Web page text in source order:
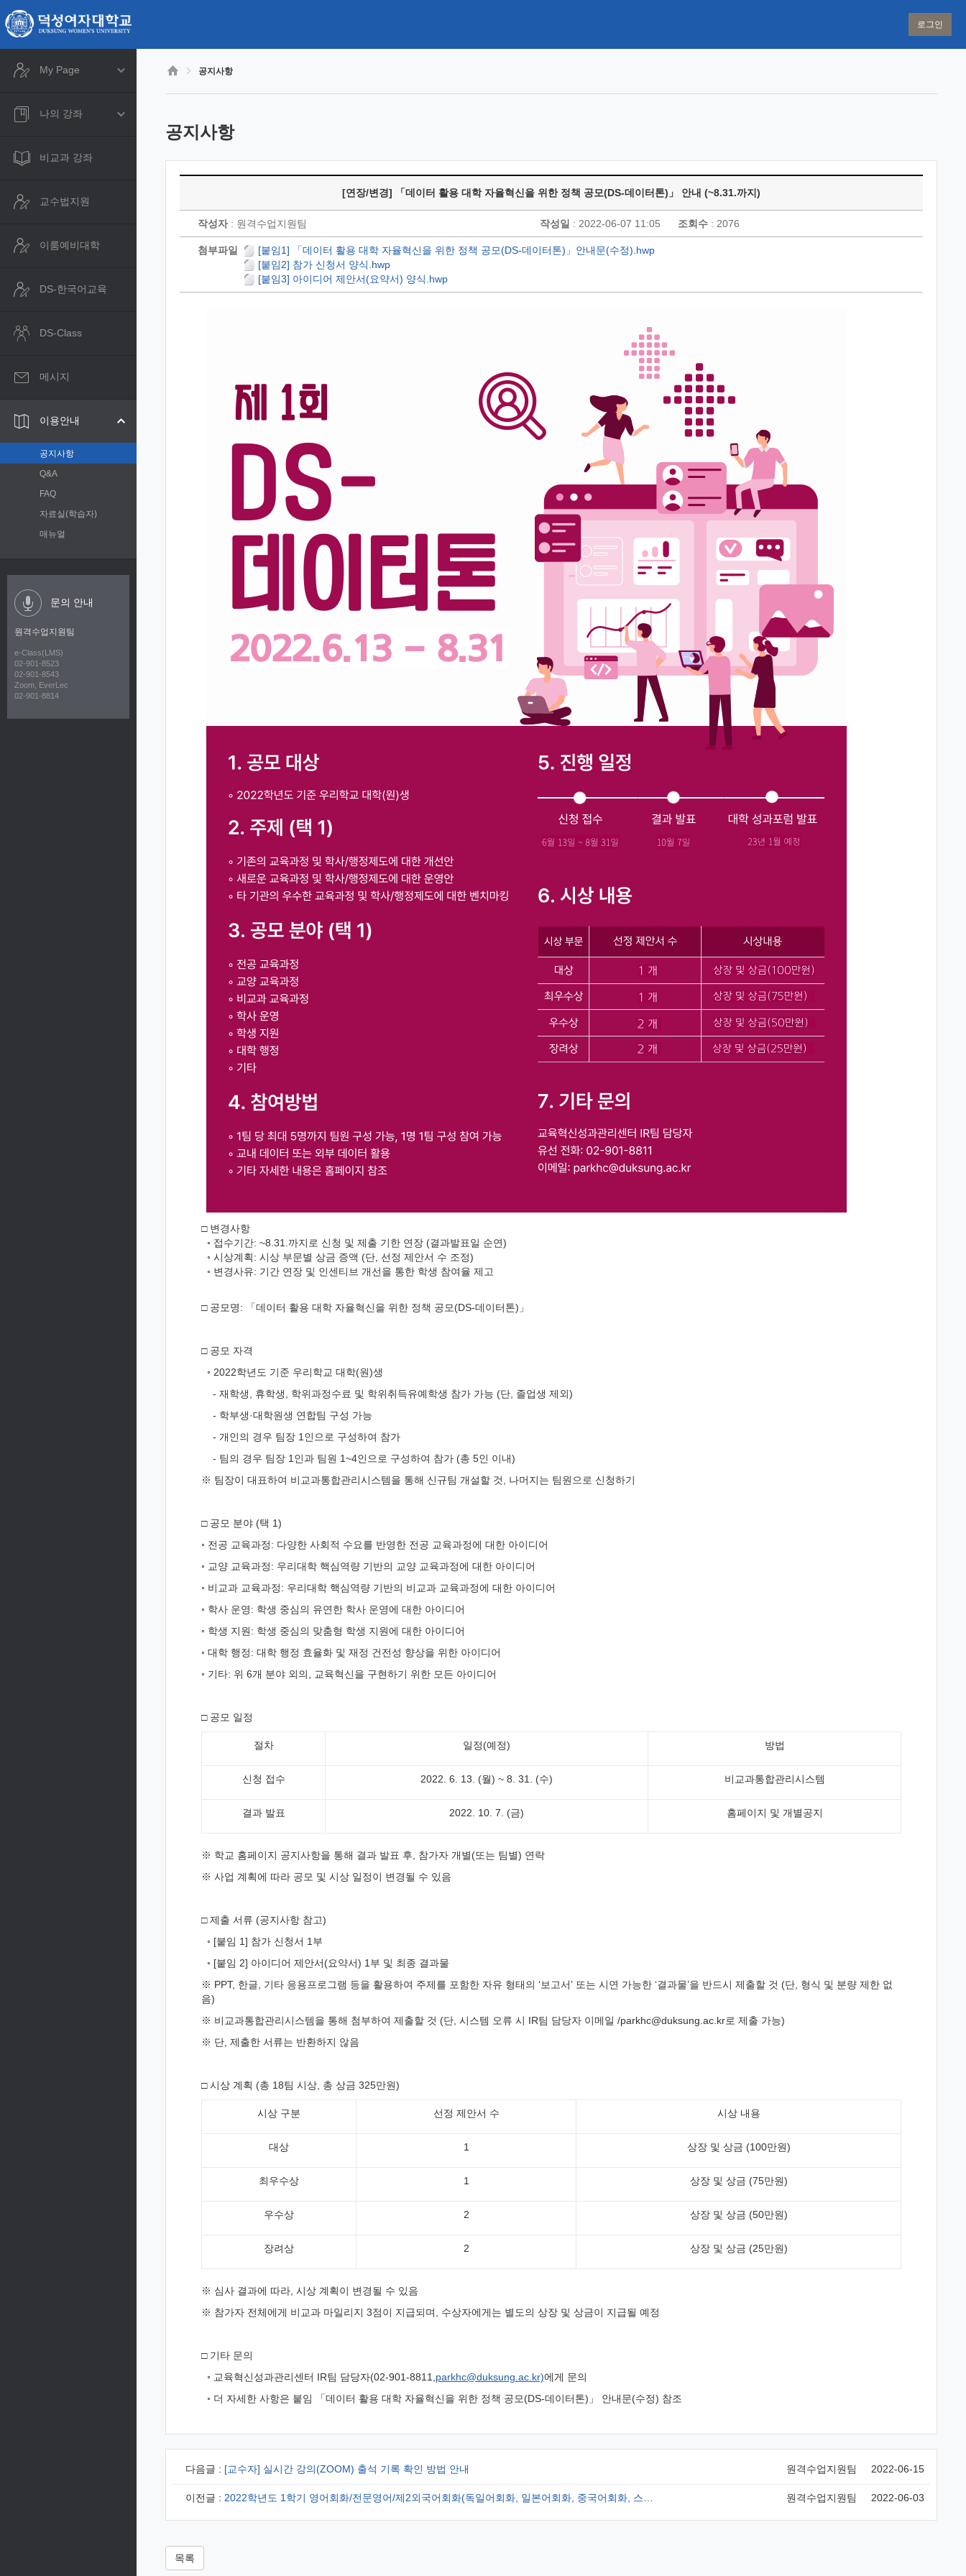
인
콘
텐
CyberCampus
로그인
My Page
나의 강좌
비교과 강좌
교수법지원
이룸예비대학
DS-한국어교육
DS-Class
메시지
이용안내
공지사항
Q&A
FAQ
자료실(학습자)
매뉴얼
문의 안내
원격수업지원팀
e-Class(LMS)
02-901-8523
02-901-8543
Zoom, EverLec
02-901-8814
공지사항
공지사항
[연장/변경] 「데이터 활용 대학 자율혁신을 위한 정책 공모(DS-데이터톤)」 안내 (~8.31.까지)
작성자: 원격수업지원팀 작성일 : 2022-06-07 11:05 조회수: 2076
첨부파일
[붙임1] 「데이터 활용 대학 자율혁신을 위한 정책 공모(DS-데이터톤)」안내문(수정).hwp
[붙임2] 참가 신청서 양식.hwp
[붙임3] 아이디어 제안서(요약서) 양식.hwp
□ 변경사항
◦ 접수기간: ~8.31.까지로 신청 및 제출 기한 연장 (결과발표일 순연)
◦ 시상계획: 시상 부문별 상금 증액 (단, 선정 제안서 수 조정)
◦ 변경사유: 기간 연장 및 인센티브 개선을 통한 학생 참여율 제고
□ 공모명: 「데이터 활용 대학 자율혁신을 위한 정책 공모(DS-데이터톤)」
□ 공모 자격
◦ 2022학년도 기준 우리학교 대학(원)생
- 재학생, 휴학생, 학위과정수료 및 학위취득유예학생 참가 가능 (단, 졸업생 제외)
- 학부생·대학원생 연합팀 구성 가능
- 개인의 경우 팀장 1인으로 구성하여 참가
- 팀의 경우 팀장 1인과 팀원 1~4인으로 구성하여 참가 (총 5인 이내)
※ 팀장이 대표하여 비교과통합관리시스템을 통해 신규팀 개설할 것, 나머지는 팀원으로 신청하기
□ 공모 분야 (택 1)
◦ 전공 교육과정: 다양한 사회적 수요를 반영한 전공 교육과정에 대한 아이디어
◦ 교양 교육과정: 우리대학 핵심역량 기반의 교양 교육과정에 대한 아이디어
◦ 비교과 교육과정: 우리대학 핵심역량 기반의 비교과 교육과정에 대한 아이디어
◦ 학사 운영: 학생 중심의 유연한 학사 운영에 대한 아이디어
◦ 학생 지원: 학생 중심의 맞춤형 학생 지원에 대한 아이디어
◦ 대학 행정: 대학 행정 효율화 및 재정 건전성 향상을 위한 아이디어
◦ 기타: 위 6개 분야 외의, 교육혁신을 구현하기 위한 모든 아이디어
□ 공모 일정
절차 일정(예정) 방법
신청 접수 2022. 6. 13. (월) ~ 8. 31. (수) 비교과통합관리시스템
결과 발표 2022. 10. 7. (금) 홈페이지 및 개별공지
※ 학교 홈페이지 공지사항을 통해 결과 발표 후, 참가자 개별(또는 팀별) 연락
※ 사업 계획에 따라 공모 및 시상 일정이 변경될 수 있음
□ 제출 서류 (공지사항 참고)
◦ [붙임 1] 참가 신청서 1부
◦ [붙임 2] 아이디어 제안서(요약서) 1부 및 최종 결과물
※ PPT, 한글, 기타 응용프로그램 등을 활용하여 주제를 포함한 자유 형태의 ‘보고서’ 또는 시연 가능한 ‘결과물’을 반드시 제출할 것 (단, 형식 및 분량 제한 없
음)
※ 비교과통합관리시스템을 통해 첨부하여 제출할 것 (단, 시스템 오류 시 IR팀 담당자 이메일 /parkhc@duksung.ac.kr로 제출 가능)
※ 단, 제출한 서류는 반환하지 않음
□ 시상 계획 (총 18팀 시상, 총 상금 325만원)
시상 구분 선정 제안서 수 시상 내용
대상 1 상장 및 상금 (100만원)
최우수상 1 상장 및 상금 (75만원)
우수상 2 상장 및 상금 (50만원)
장려상 2 상장 및 상금 (25만원)
※ 심사 결과에 따라, 시상 계획이 변경될 수 있음
※ 참가자 전체에게 비교과 마일리지 3점이 지급되며, 수상자에게는 별도의 상장 및 상금이 지급될 예정
□ 기타 문의
◦ 교육혁신성과관리센터 IR팀 담당자(02-901-8811, parkhc@duksung.ac.kr)에게 문의
◦ 더 자세한 사항은 붙임 「데이터 활용 대학 자율혁신을 위한 정책 공모(DS-데이터톤)」 안내문(수정) 참조
다음글 : [교수자] 실시간 강의(ZOOM) 출석 기록 확인 방법 안내 2022-06-15
원격수업지원팀
이전글 : 2022학년도 1학기 영어회화/전문영어/제2외국어회화(독일어회화, 일본어회화, 중국어회화, 스페인어회화, 프랑스어회화) 만족도 조사 안내 2022-06-03
원격수업지원팀
목록